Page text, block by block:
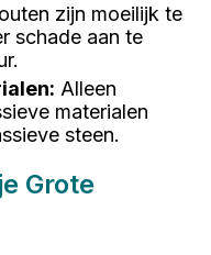
zijn moeilijk te
schade aan te
: Alleen
materialen
steen.
Grote